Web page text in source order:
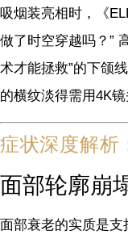
吸烟装亮相时，《
做了时空穿越吗？”
术才能拯救”的下颌
的横纹淡得需用4K镜
症状深度解析
面部轮廓崩
面部衰老的实质是支